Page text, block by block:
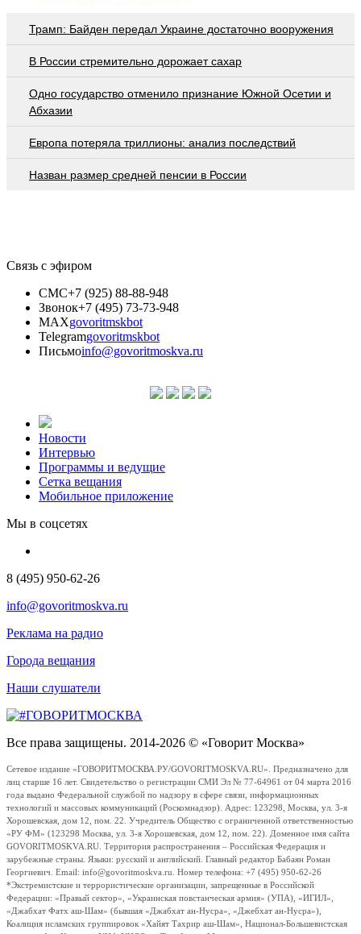
Трамп: Байден передал Украине достаточно вооружения
В России стремительно дорожает сахар
Одно государство отменило признание Южной Осетии и
Абхазии
Европа потеряла триллионы: анализ последствий
Назван размер средней пенсии в России
Связь с эфиром
СМС+7 (925) 88-88-948
Звонок+7 (495) 73-73-948
MAXgovoritmskbot
Telegramgovoritmskbot
Письмоinfo@govoritmoskva.ru
Новости
Интервью
Программы и ведущие
Сетка вещания
Мобильное приложение
Мы в соцсетях
8 (495) 950-62-26
info@govoritmoskva.ru
Реклама на радио
Города вещания
Наши слушатели
Все права защищены. 2014-2026 © «Говорит Москва»
Сетевое издание «ГОВОРИТМОСКВА.РУ/GOVORITMOSKVA.RU». Предназначено для
лиц старше 16 лет. Свидетельство о регистрации СМИ Эл № 77-64961 от 04 марта 2016
года выдано Федеральной службой по надзору в сфере связи, информационных
технологий и массовых коммуникаций (Роскомнадзор). Адрес: 123298, Москва, ул. 3-я
Хорошевская, дом 12, пом. 22. Учредитель Общество с ограниченной ответственностью
«РУ ФМ» (123298 Москва, ул. 3-я Хорошевская, дом 12, пом. 22). Доменное имя сайта
GOVORITMOSKVA.RU. Территория распространения – Российская Федерация и
зарубежные страны. Языки: русский и английский. Главный редактор Бабаян Роман
Георгиевич. Email: info@govoritmoskva.ru. Номер телефона: +7 (495) 950-62-26
*Экстремистские и террористические организации, запрещенные в Российской
Федерации: «Правый сектор», «Украинская повстанческая армия» (УПА), «ИГИЛ»,
«Джабхат Фатх аш-Шам» (бывшая «Джабхат ан-Нусра», «Джебхат ан-Нусра»),
Коалиция исламских группировок «Хайят Тахрир аш-Шам», Национал-Большевистская